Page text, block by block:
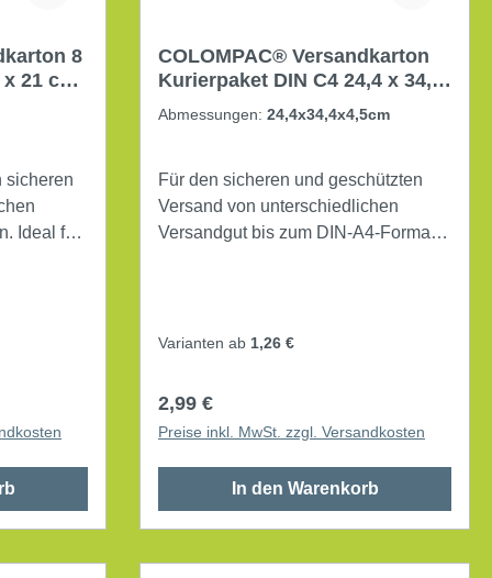
8
x 21 cm
sicheren
Ideal für
cm (B x H
COLOMPAC® Versandkarton
Kurierpaket DIN C4 24,4 x 34,4
x 4,5 cm (B x H x T) Wellpappe
Abmessungen: 24,4x34,4x4,5cm
Für den sicheren und geschützten
Versand von unterschiedlichen
Versandgut bis zum DIN-A4-Format.
Großbrief. Flachliegende Anlieferung,
Selbstklebeverschluss. Innenmaße:
24,4 x 34,4 x 4,5 cm (B x H x T)
Außenmaße: 25 x 35,3 x 5 cm (B x H
Varianten ab 1,26 €
Regulärer Preis:
2,99 €
Preise inkl. MwSt. zzgl. Versandkosten
In den Warenkorb